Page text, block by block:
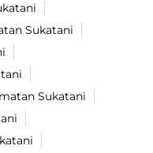
Sukatani
Sukatani